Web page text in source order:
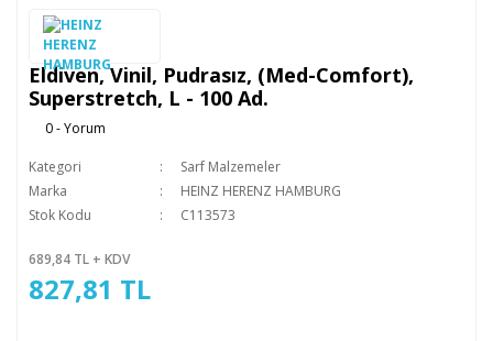
Eldiven, Vinil, Pudrasız, (Med-Comfort),
Superstretch, L - 100 Ad.
0 - Yorum
Kategori
Sarf Malzemeler
Marka
HEINZ HERENZ HAMBURG
Stok Kodu
C113573
689,84 TL + KDV
827,81 TL